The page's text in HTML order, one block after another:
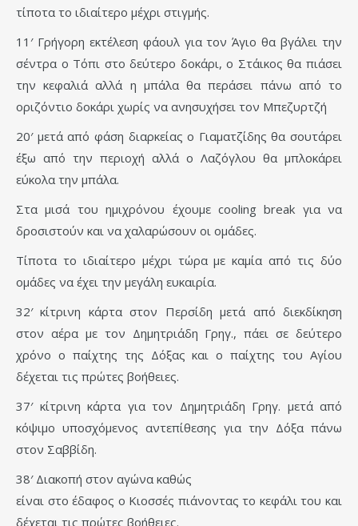
τίποτα το ιδιαίτερο μέχρι στιγμής.
11′ Γρήγορη εκτέλεση φάουλ για τον Άγιο θα βγάλει την
σέντρα ο Τόπι στο δεύτερο δοκάρι, ο Στάικος θα πιάσει
την κεφαλιά αλλά η μπάλα θα περάσει πάνω από το
οριζόντιο δοκάρι χωρίς να ανησυχήσει τον Μπεζυρτζή
20′ μετά από φάση διαρκείας ο Γιαματζίδης θα σουτάρει
έξω από την περιοχή αλλά ο Λαζόγλου θα μπλοκάρει
εύκολα την μπάλα.
Στα μισά του ημιχρόνου έχουμε cooling break για να
δροσιστούν και να χαλαρώσουν οι ομάδες.
Τίποτα το ιδιαίτερο μέχρι τώρα με καμία από τις δύο
ομάδες να έχει την μεγάλη ευκαιρία.
32′ κίτρινη κάρτα στον Περσίδη μετά από διεκδίκηση
στον αέρα με τον Δημητριάδη Γρηγ., πάει σε δεύτερο
χρόνο ο παίχτης της Δόξας και ο παίχτης του Αγίου
δέχεται τις πρώτες βοήθειες.
37′ κίτρινη κάρτα για τον Δημητριάδη Γρηγ. μετά από
κόψιμο υποσχόμενος αντεπίθεσης για την Δόξα πάνω
στον Σαββίδη.
38′ Διακοπή στον αγώνα καθώς
είναι στο έδαφος ο Κιοσσές πιάνοντας το κεφάλι του και
δέχεται τις πρώτες βοήθειες.